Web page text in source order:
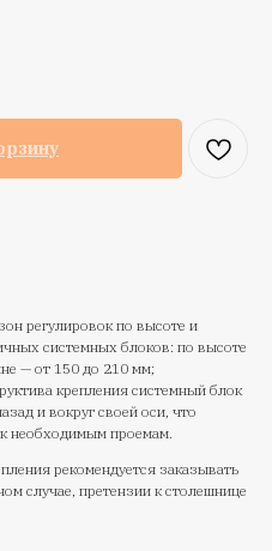
регулировок по высоте и
системных блоков: по высоте
— от 150 до 210 мм;
крепления системный блок
и вокруг своей оси, что
необходимым проемам.
рекомендуется заказывать
случае, претензии к столешнице